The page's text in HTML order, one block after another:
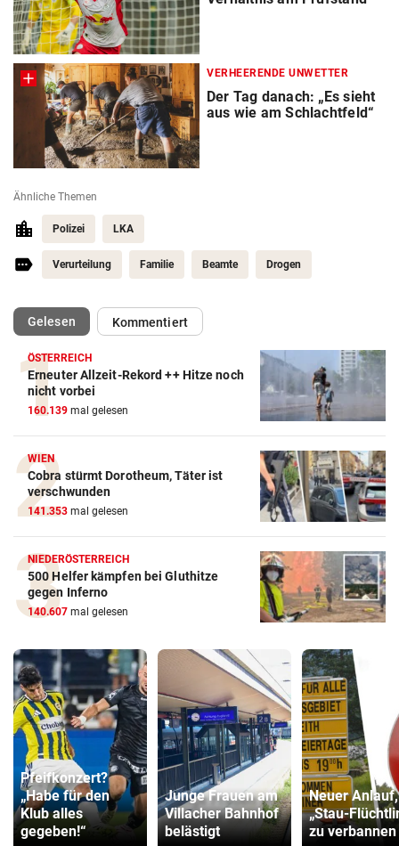
VERHEERENDE UNWETTER
Der Tag danach: „Es sieht
aus wie am Schlachtfeld“
Ähnliche Themen
Polizei LKA
Verurteilung Familie Beamte Drogen
Gelesen(ausgewählt)Kommentiert
ÖSTERREICH
Erneuter Allzeit-Rekord ++ Hitze noch
nicht vorbei
160.139 mal gelesen
WIEN
Cobra stürmt Dorotheum, Täter ist
verschwunden
141.353 mal gelesen
NIEDERÖSTERREICH
500 Helfer kämpfen bei Gluthitze
gegen Inferno
140.607 mal gelesen
Pfeifkonzert?
„Habe für den
Klub alles
gegeben!“
Junge Frauen am
Villacher Bahnhof
belästigt
Neuer
„Stau-
zu verbannen